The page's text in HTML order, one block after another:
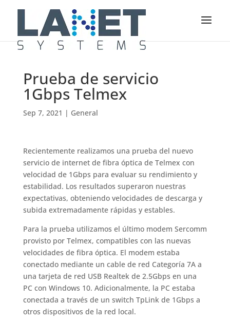
Prueba de servicio
1Gbps Telmex
Sep 7, 2021 | General
Recientemente realizamos una prueba del nuevo
servicio de internet de fibra óptica de Telmex con
velocidad de 1Gbps para evaluar su rendimiento y
estabilidad. Los resultados superaron nuestras
expectativas, obteniendo velocidades de descarga y
subida extremadamente rápidas y estables.
Para la prueba utilizamos el último modem Sercomm
provisto por Telmex, compatibles con las nuevas
velocidades de fibra óptica. El modem estaba
conectado mediante un cable de red Categoría 7A a
una tarjeta de red USB Realtek de 2.5Gbps en una
PC con Windows 10. Adicionalmente, la PC estaba
conectada a través de un switch TpLink de 1Gbps a
otros dispositivos de la red local.